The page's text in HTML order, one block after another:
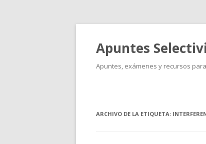
Apuntes
Apuntes, exámenes y recursos
ARCHIVO DE LA ETIQUETA: